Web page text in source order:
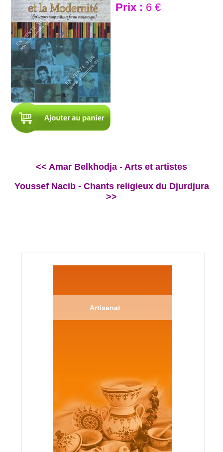
Prix : 6 €
<< Amar Belkhodja - Arts et artistes
Youssef Nacib - Chants religieux du Djurdjura
>>
Artisanat